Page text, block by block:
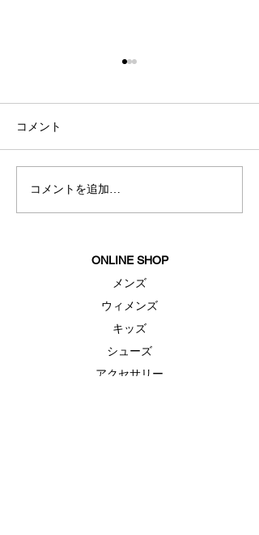
秋冬新商品入荷
コメント
コメントを追加…
ONLINE SHOP
メンズ
ウィメンズ
キッズ
シューズ
アクセサリー